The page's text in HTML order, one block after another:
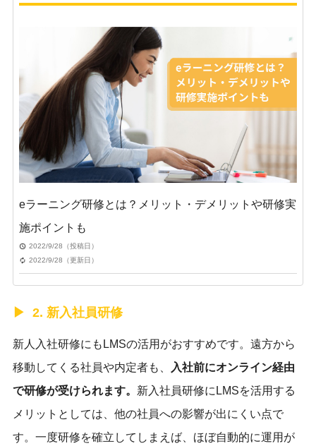
eラーニング研修とは？メリット・デメリットや研修実
施ポイントも
2022/9/28（投稿日）
2022/9/28（更新日）
2. 新入社員研修
新人入社研修にもLMSの活用がおすすめです。遠方から
移動してくる社員や内定者も、
入社前にオンライン経由
で研修が受けられます。 新入社員研修にLMSを活用する
メリットとしては、他の社員への影響が出にくい点で
す。一度研修を確立してしまえば、ほぼ自動的に運用が